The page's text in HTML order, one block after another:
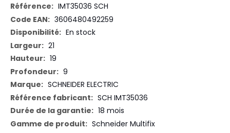
Plus
d’information
IMT35036 SCH
3606480492259
En stock
21
19
9
SCHNEIDER ELECTRIC
SCH IMT35036
18 mois
Schneider Multifix